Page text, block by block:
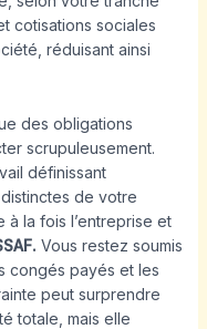
cotisations sociales
réduisant ainsi
des obligations
scrupuleusement.
définissant
de votre
à la fois l’entreprise et
Vous restez soumis
congés payés et les
peut surprendre
totale, mais elle